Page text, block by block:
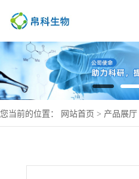
您当前的位置： 网站首页 > 产品展厅